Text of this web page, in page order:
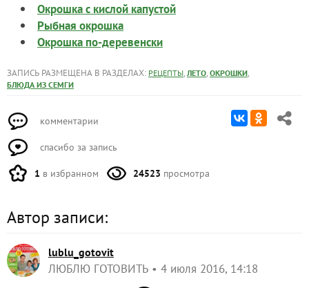
Окрошка с кислой капустой
Рыбная окрошка
Окрошка по-деревенски
ЗАПИСЬ РАЗМЕЩЕНА В РАЗДЕЛАХ: РЕЦЕПТЫ, ЛЕТО, ОКРОШКИ,
БЛЮДА ИЗ СЕМГИ
комментарии
спасибо за запись
1 в избранном 24523 просмотра
Автор записи:
lublu_gotovit
ЛЮБЛЮ ГОТОВИТЬ 4 июля 2016, 14:18